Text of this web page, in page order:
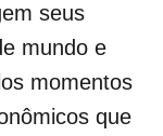
seus
mundo e
momentos
que